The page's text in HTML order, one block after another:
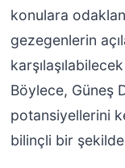
konulara
gezegenlerin
Böylece, Güneş
potansiyellerini
bilinçli bir